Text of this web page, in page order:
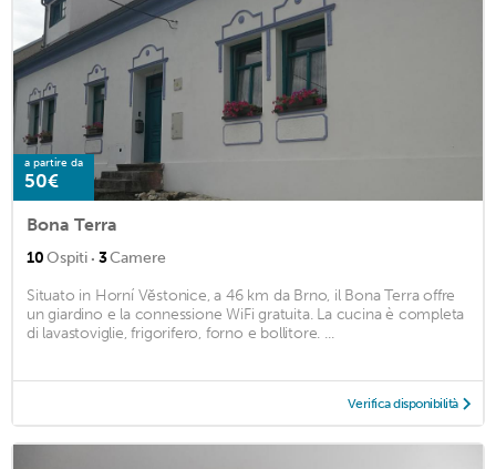
a partire da
50€
Bona Terra
10Ospiti · 3Camere
Situato in Horní Věstonice, a 46 km da Brno, il Bona Terra offre
un giardino e la connessione WiFi gratuita. La cucina è completa
di lavastoviglie, frigorifero, forno e bollitore. ...
Verifica disponibilità